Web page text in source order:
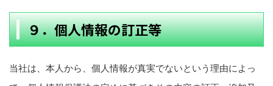
９．個人情報の訂正等
当社は、本人から、個人情報が真実でないという理由によっ